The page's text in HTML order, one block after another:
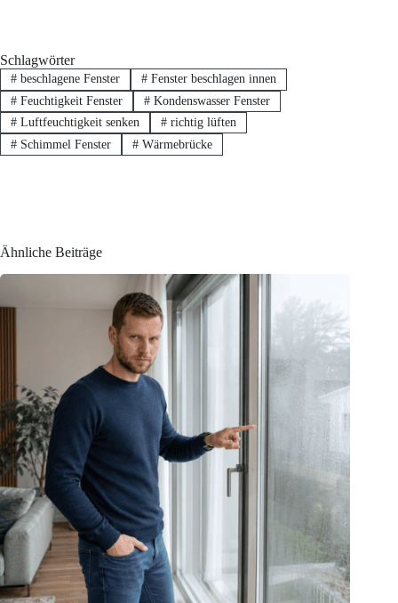
Schlagwörter
#beschlagene Fenster #Fenster beschlagen innen
#Feuchtigkeit Fenster #Kondenswasser Fenster
#Luftfeuchtigkeit senken #richtig lüften
#Schimmel Fenster #Wärmebrücke
Ähnliche Beiträge